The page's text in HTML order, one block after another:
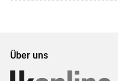
Über uns